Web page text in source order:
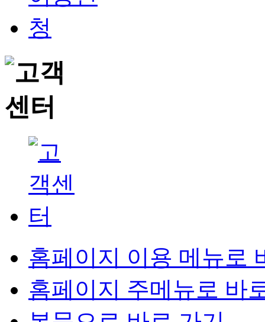
홈페이지 이용 메뉴로
홈페이지 주메뉴로 바